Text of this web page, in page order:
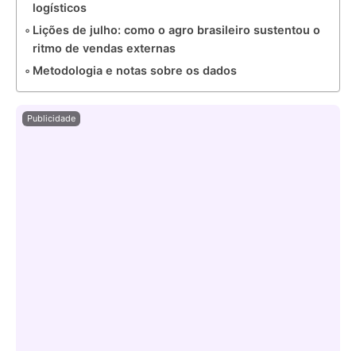
logísticos
Lições de julho: como o agro brasileiro sustentou o
ritmo de vendas externas
Metodologia e notas sobre os dados